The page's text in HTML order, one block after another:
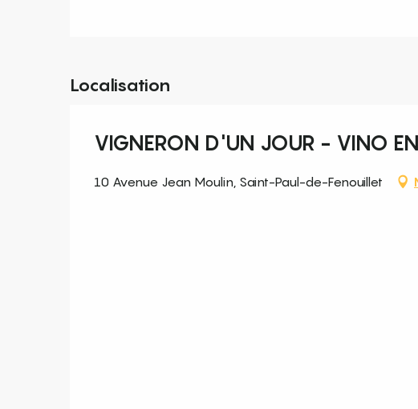
Localisation
VIGNERON D'UN JOUR - VINO
10 Avenue Jean Moulin, Saint-Paul-de-Fenouillet